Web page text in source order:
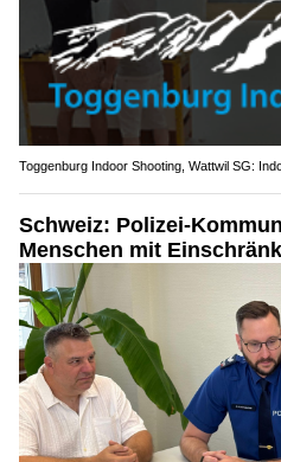
Toggenburg Indoor Shooting, Wattwil SG:
Schweiz: Polizei-
Menschen mit